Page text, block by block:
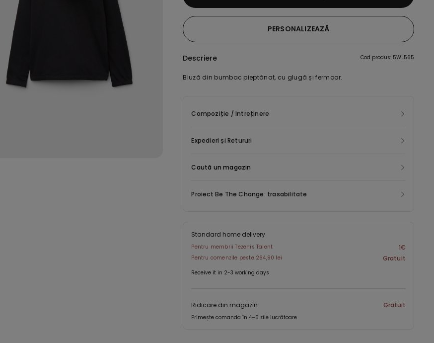
PERSONALIZEAZĂ
Descriere Cod produs: 5WL565
Bluză din bumbac pieptănat, cu glugă și fermoar.
Compoziție / Intreținere
Expedieri și Retururi
Caută un magazin
Proiect Be The Change: trasabilitate
Standard home delivery
Pentru membrii Tezenis Talent 1€
Pentru comenzile peste 264,90 lei Gratuit
Receive it in 2-3 working days
Ridicare din magazin Gratuit
Primește comanda în 4–5 zile lucrătoare